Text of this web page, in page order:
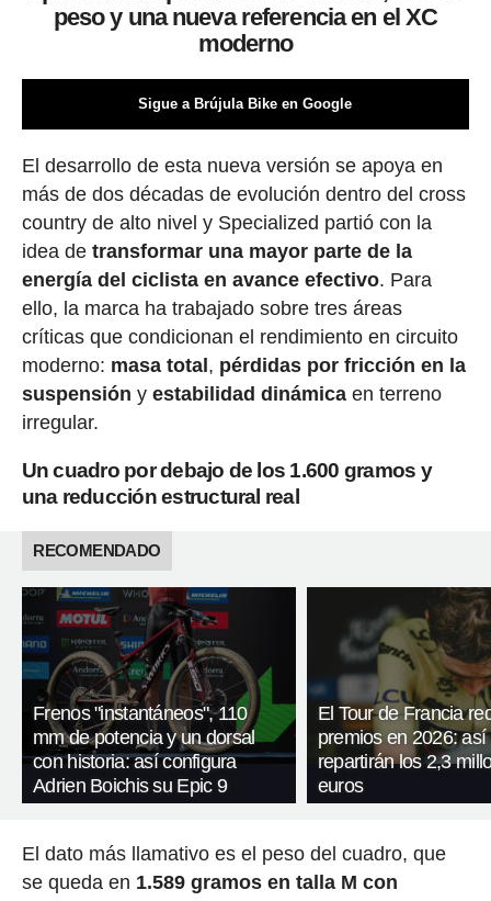
peso y una nueva referencia en el XC
moderno
Sigue a Brújula Bike en Google
El desarrollo de esta nueva versión se apoya en
más de dos décadas de evolución dentro del cross
country de alto nivel y Specialized partió con la
idea de transformar una mayor parte de la
energía del ciclista en avance efectivo. Para
ello, la marca ha trabajado sobre tres áreas
críticas que condicionan el rendimiento en circuito
moderno: masa total, pérdidas por fricción en la
suspensión y estabilidad dinámicaen terreno
irregular.
Un cuadro por debajo de los 1.600 gramos y
una reducción estructural real
RECOMENDADO
Frenos "instantáneos", 110
mm de potencia y un dorsal
con historia: así configura
Adrien Boichis su Epic 9
El Tour de Francia
premios en 2026: así
repartirán los 2,3
euros
El dato más llamativo es el peso del cuadro, que
se queda en 1.589 gramos en talla M con